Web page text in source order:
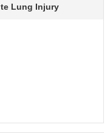
Lung Injury